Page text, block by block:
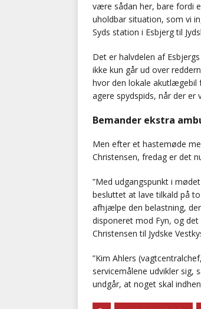
være sådan her, bare fordi
uholdbar situation, som vi
Syds station i Esbjerg til
Det er halvdelen af
ikke kun går ud over
hvor den lokale akutlægebil
agere spydspids, når der er
Bemander ekstra
Men efter et hastemøde
Christensen, fredag er det
”Med udgangspunkt i
besluttet at lave tilkald på
afhjælpe den belastning,
disponeret mod Fyn, og
Christensen til Jydske
”Kim Ahlers
servicemålene udvikler sig,
undgår, at noget skal